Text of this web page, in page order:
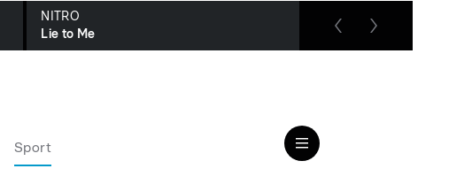
NITRO
Lie to Me
RTL up
Das Jugendgericht
Sport